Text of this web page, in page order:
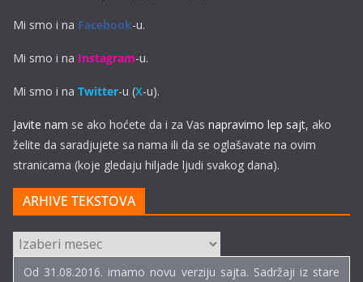
Mi smo i na Facebook-u.
Mi smo i na Instagram-u.
Mi smo i na Twitter-u (X-u).
Javite nam se ako hoćete da i za Vas napravimo lep sajt, ako
želite da saradjujete sa nama ili da se oglašavate na ovim
stranicama (koje gledaju hiljade ljudi svakog dana).
ARHIVE TEKSTOVA
ARHIVE
TEKSTOVA
Od 31.08.2016. imamo novu verziju sajta. Sadržaji iz stare